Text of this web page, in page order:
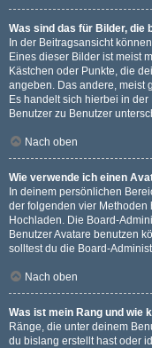
Was sind das für Bilder, die
In der Beitragsansicht
Eines dieser Bilder ist meist
Kästchen oder Punkte, die
angeben. Das andere, meist
Es handelt sich hierbei in
Benutzer zu Benutzer
Nach oben
Wie verwende ich einen
In deinem persönlichen
der folgenden vier Methoden
Hochladen. Die Board-
Benutzer Avatare benutzen
solltest du die Board-
Nach oben
Was ist mein Rang und wie
Ränge, die unter deinem
du bislang erstellt hast oder